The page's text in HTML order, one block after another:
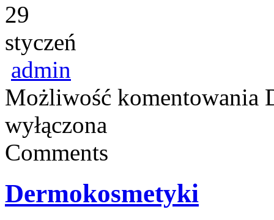
29
styczeń
admin
Możliwość komentowania
wyłączona
Comments
Dermokosmetyki